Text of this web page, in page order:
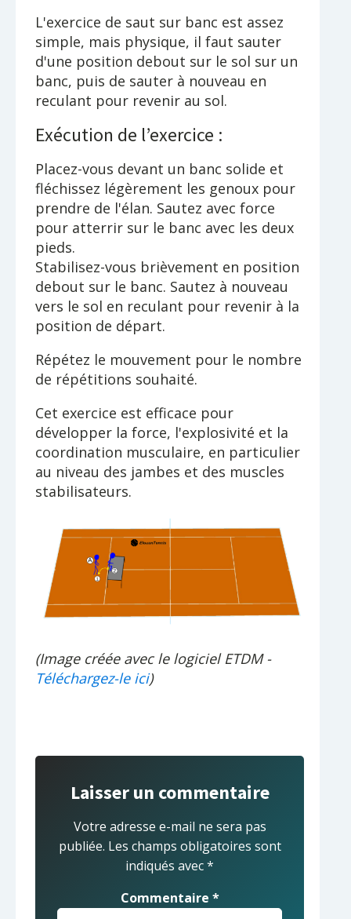
L'exercice de saut sur banc est assez
simple, mais physique, il faut sauter
d'une position debout sur le sol sur un
banc, puis de sauter à nouveau en
reculant pour revenir au sol.
Exécution de l’exercice :
Placez-vous devant un banc solide et
fléchissez légèrement les genoux pour
prendre de l'élan. Sautez avec force
pour atterrir sur le banc avec les deux
pieds.
Stabilisez-vous brièvement en position
debout sur le banc. Sautez à nouveau
vers le sol en reculant pour revenir à la
position de départ.
Répétez le mouvement pour le nombre
de répétitions souhaité.
Cet exercice est efficace pour
développer la force, l'explosivité et la
coordination musculaire, en particulier
au niveau des jambes et des muscles
stabilisateurs.
(Image créée avec le logiciel ETDM -
Téléchargez-le ici)
Laisser un commentaire
Votre adresse e-mail ne sera pas
publiée. Les champs obligatoires sont
indiqués avec*
Commentaire *